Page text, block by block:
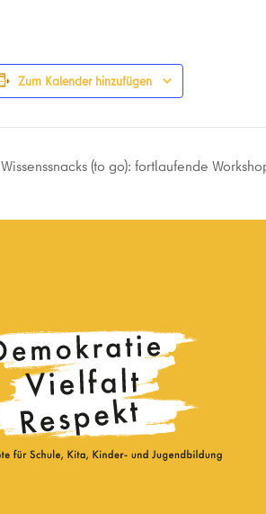
Zum Kalender hinzufügen
Wissenssnacks (to go): fortlaufende